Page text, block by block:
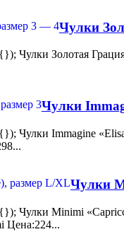
Чулки
Чулки Золотая
Чулки
Чулки Immagine
Чулки
Чулки Minimi
Цена:224...